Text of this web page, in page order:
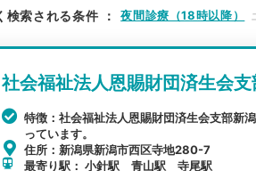
検索される条件 ： 夜間診療（18時以降）
社会福祉法人恩賜財団済生会
特徴：社会福祉法人恩賜財団済生会支部新
っています。
住所：新潟県新潟市西区寺地280-7
最寄り駅： 小針駅 青山駅 寺尾駅